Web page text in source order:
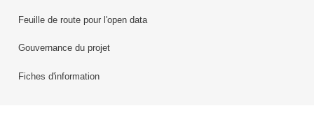
Feuille de route pour l'open data
Gouvernance du projet
Fiches d'information